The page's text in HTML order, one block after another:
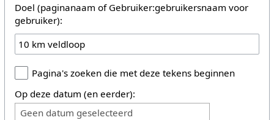
Doel (paginanaam of Gebruiker:gebruikersnaam voor
gebruiker):
Pagina's zoeken die met deze tekens beginnen
Op deze datum (en eerder):
Geen datum geselecteerd